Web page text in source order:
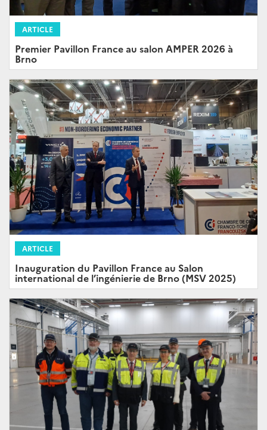
ARTICLE
Premier Pavillon France au salon AMPER 2026 à
Brno
ARTICLE
Inauguration du Pavillon France au Salon
international de l’ingénierie de Brno (MSV 2025)